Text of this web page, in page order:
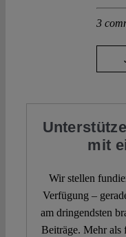
3
mit
Wir stellen
Verfügung –
am dringendsten
Beiträge. Mehr